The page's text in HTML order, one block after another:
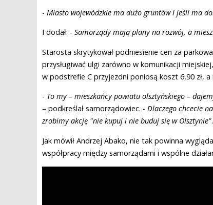
- Miasto wojewódzkie ma dużo gruntów i jeśli ma
I dodał: - Samorządy mają plany na rozwój, a
Starosta skrytykował podniesienie cen za
przysługiwać ulgi zarówno w komunikacji
w podstrefie C przyjezdni poniosą koszt 6,90 zł, a
- To my – mieszkańcy powiatu olsztyńskiego –
– podkreślał samorządowiec. - Dlaczego chcecie
zrobimy akcję "nie kupuj i nie buduj się w Olsztynie".
Jak mówił Andrzej Abako, nie tak powinna
współpracy między samorządami i wspólne